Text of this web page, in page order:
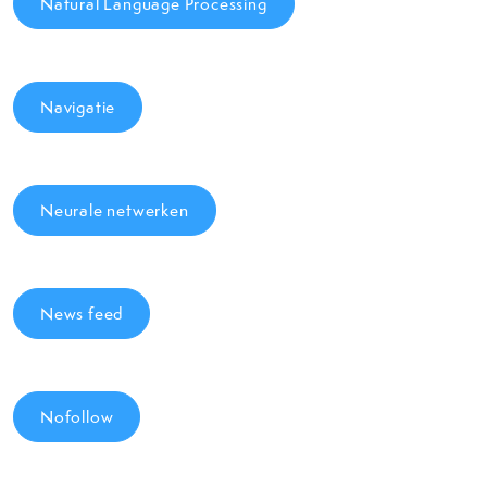
Navigatie
Neurale netwerken
News feed
Nofollow